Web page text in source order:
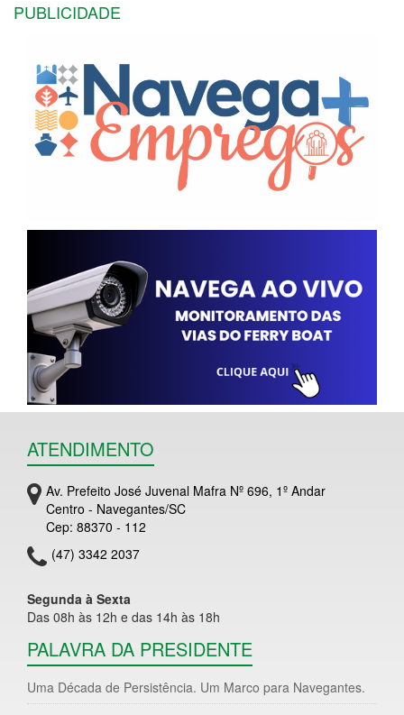
PUBLICIDADE
ATENDIMENTO
Av. Prefeito José Juvenal Mafra Nº 696, 1º Andar
Centro - Navegantes/SC
Cep: 88370 - 112
(47) 3342 2037
Segunda à Sexta
Das 08h às 12h e das 14h às 18h
PALAVRA DA PRESIDENTE
Uma Década de Persistência. Um Marco para Navegantes.